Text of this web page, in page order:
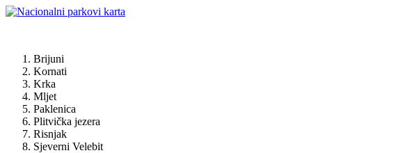
Brijuni
Kornati
Krka
Mljet
Paklenica
Plitvička jezera
Risnjak
Sjeverni Velebit